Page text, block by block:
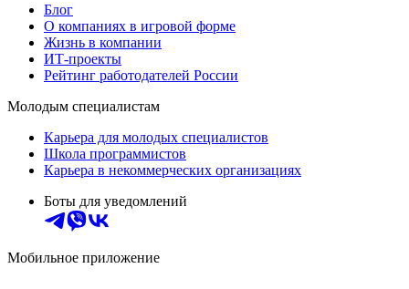
Блог
О компаниях в игровой форме
Жизнь в компании
ИТ-проекты
Рейтинг работодателей России
Молодым специалистам
Карьера для молодых специалистов
Школа программистов
Карьера в некоммерческих организациях
Боты для уведомлений
Мобильное приложение